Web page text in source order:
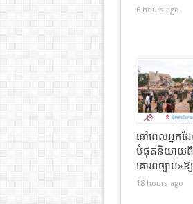
6 hours ago
នៅពេលអ្នក
បំផុតនិយាយពី «
គោរពច្បាប់»ឱ្
18 hours ago